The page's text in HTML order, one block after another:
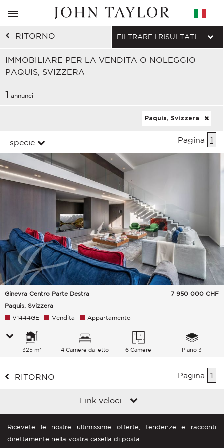
RITORNO
IMMOBILIARE PER LA VENDITA O NOLEGGIO
PAQUIS, SVIZZERA
FILTRARE I RISULTATI
1 annunci
Paquis, Svizzera
specie Pagina 1
Ginevra Centro Parte Destra
Paquis, Svizzera
7 950 000 CHF
V1444GE Vendita Appartamento
325 m² 4 Camere da letto 6 Camere Piano 3
RITORNO Pagina 1
Link veloci
Ricevete le nostre ultimissime offerte, tendenze e racconti
direttamente nella vostra casella di posta